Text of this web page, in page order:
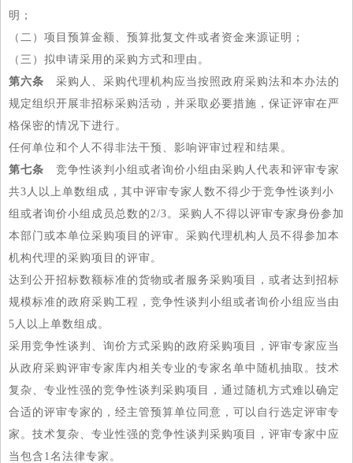
明；
（二）项目预算金额、预算批复文件或者资金来源证明；
（三）拟申请采用的采购方式和理由。
第六条 采购人、采购代理机构应当按照政府采购法和本办法的
规定组织开展非招标采购活动，并采取必要措施，保证评审在严
格保密的情况下进行。
任何单位和个人不得非法干预、影响评审过程和结果。
第七条 竞争性谈判小组或者询价小组由采购人代表和评审专家
共3人以上单数组成，其中评审专家人数不得少于竞争性谈判小
组或者询价小组成员总数的2/3。采购人不得以评审专家身份参加
本部门或本单位采购项目的评审。采购代理机构人员不得参加本
机构代理的采购项目的评审。
达到公开招标数额标准的货物或者服务采购项目，或者达到招标
规模标准的政府采购工程，竞争性谈判小组或者询价小组应当由
5人以上单数组成。
采用竞争性谈判、询价方式采购的政府采购项目，评审专家应当
从政府采购评审专家库内相关专业的专家名单中随机抽取。技术
复杂、专业性强的竞争性谈判采购项目，通过随机方式难以确定
合适的评审专家的，经主管预算单位同意，可以自行选定评审专
家。技术复杂、专业性强的竞争性谈判采购项目，评审专家中应
当包含1名法律专家。